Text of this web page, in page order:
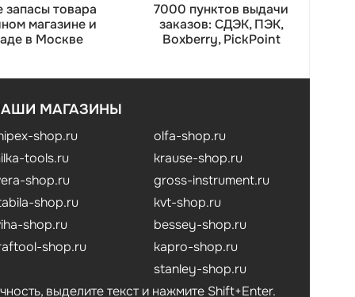
товара
магазине и
в Москве
7000 пунктов выдачи
заказов: СДЭК, ПЭК,
Boxberry, PickPoint
МАГАЗИНЫ
shop.ru
tools.ru
shop.ru
shop.ru
shop.ru
shop.ru
olfa-shop.ru
krause-shop.ru
gross-instrument.ru
kvt-shop.ru
bessey-shop.ru
kapro-shop.ru
stanley-shop.ru
выделите текст и нажмите Shift+Enter.